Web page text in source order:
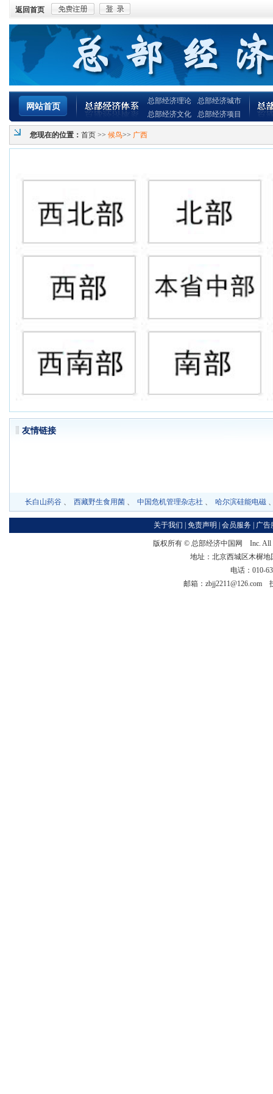
返回首页
网站首页
总部经济理论
总部经济文化
总部经济城市
总部经济项目
您现在的位置： 首页 >> 候鸟>> 广西
友情链
长白山药谷 、 西藏野生食用菌 、 中国危机管理杂志社 、 哈尔滨硅能电磁
关于我们 免责声明 会员服务 广告
版权所有 © 总部经济中国网
Inc. All
地址：北京西城区木樨
电话：010-
邮箱：zbjj2211@126.com